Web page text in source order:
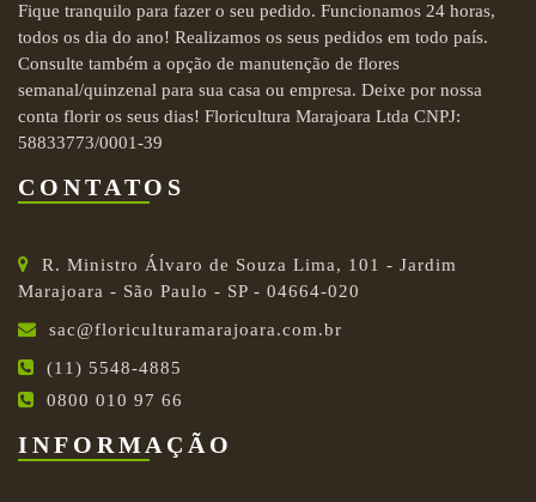
Fique tranquilo para fazer o seu pedido. Funcionamos 24 horas,
todos os dia do ano! Realizamos os seus pedidos em todo país.
Consulte também a opção de manutenção de flores
semanal/quinzenal para sua casa ou empresa. Deixe por nossa
conta florir os seus dias! Floricultura Marajoara Ltda CNPJ:
58833773/0001-39
CONTATOS
R. Ministro Álvaro de Souza Lima, 101 - Jardim
Marajoara - São Paulo - SP - 04664-020
sac@floriculturamarajoara.com.br
(11) 5548-4885
0800 010 97 66
INFORMAÇÃO